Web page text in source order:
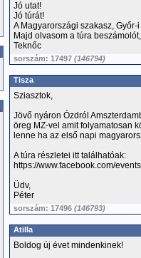
Jó utat!
Jó túrát!
A Magyarországi szakasz,
Majd olvasom a túra
Teknőc
sorszám: 17497 (146794)
Tisza
Sziasztok,
Jövő nyáron Ózdról
öreg MZ-vel amit folyamatosan
lenne ha az első napi
A túra részletei itt találhatóak:
https://www.facebook.com/
Üdv,
Péter
sorszám: 17496 (146793)
Atilla
Boldog új évet mindenkinek!